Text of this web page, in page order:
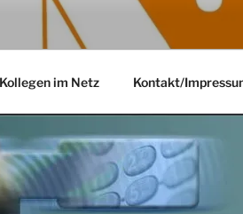
Kollegen im Netz Kontakt/